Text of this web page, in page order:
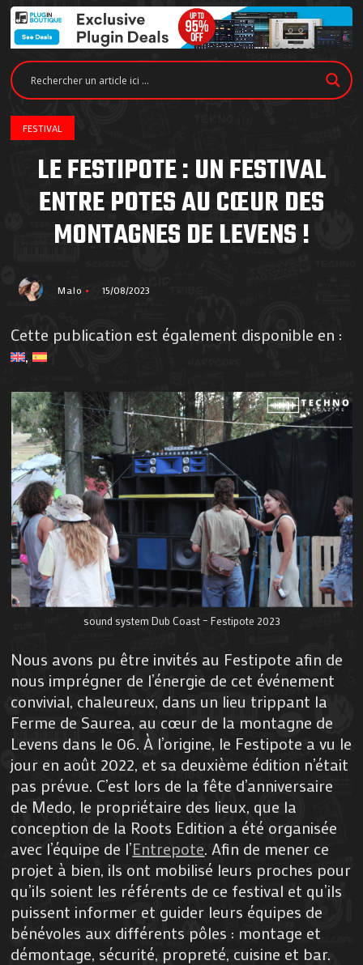
FESTIVAL
LE FESTIPOTE : UN FESTIVAL
ENTRE POTES AU CŒUR DES
MONTAGNES DE LEVENS !
Malo 15/08/2023
Cette publication est également disponible en :
sound system Dub Coast – Festipote 2023
Nous avons pu être invités au Festipote afin de
nous imprégner de l’énergie de cet événement
convivial, chaleureux, dans un lieu trippant la
Ferme de Saurea, au cœur de la montagne de
Levens dans le 06. À l’origine, le Festipote a vu le
jour en août 2022, et sa deuxième édition n’était
pas prévue. C’est lors de la fête d’anniversaire
de Medo, le propriétaire des lieux, que la
conception de la Roots Edition a été organisée
avec l’équipe de l’Entrepote. Afin de mener ce
projet à bien, ils ont mobilisé leurs proches pour
qu’ils soient les référents de ce festival et qu’ils
puissent informer et guider leurs équipes de
bénévoles aux différents pôles : montage et
démontage, sécurité, propreté, cuisine et bar.